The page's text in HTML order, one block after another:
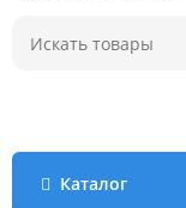
Каталог